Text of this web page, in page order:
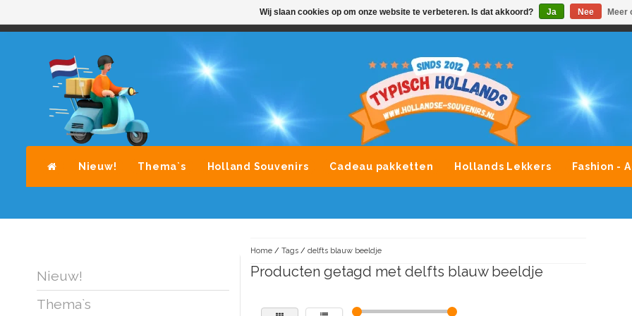
AVONDLEVERING MOGELIJK ALLE MERKEN SOUVENIRS
Nieuw! Thema`s Holland Souvenirs Cadeau pakketten Hollands Lekkers Fashion -
Nieuw!
Thema`s
Home/ Tags/ delfts blauw beeldje
Producten getagd met delfts blauw beeldje
Wij slaan cookies op om onze website te verbeteren. Is dat akkoord? Ja Nee Meer